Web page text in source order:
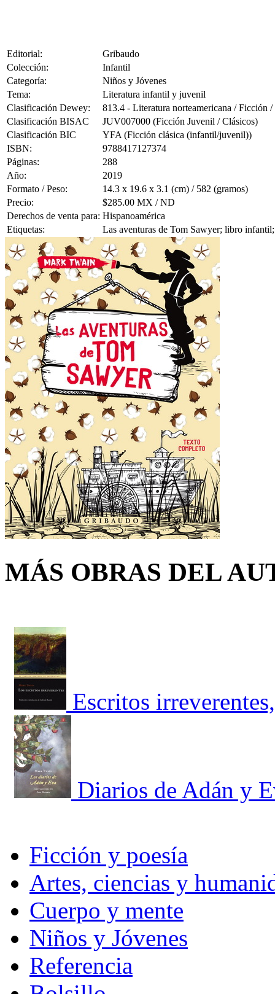
Editorial:
Gribaudo
Colección:
Infantil
Categoría:
Niños y Jóvenes
Tema:
Literatura infantil y juvenil
Clasificación Dewey:
813.4 - Literatura norteamericana / Ficción
Clasificación BISAC
JUV007000 (Ficción Juvenil / Clásicos)
Clasificación BIC
YFA (Ficción clásica (infantil/juvenil))
ISBN:
9788417127374
Páginas:
288
Año:
2019
Formato / Peso:
14.3 x 19.6 x 3.1 (cm) / 582 (gramos)
Precio:
$285.00 MX / ND
Derechos de venta para: Hispanoamérica
Etiquetas:
Las aventuras de Tom Sawyer; libro
MÁS OBRAS DEL
Escritos irreverentes,
Diarios de Adán y
Ficción y poesía
Artes, ciencias y
Cuerpo y mente
Niños y Jóvenes
Referencia